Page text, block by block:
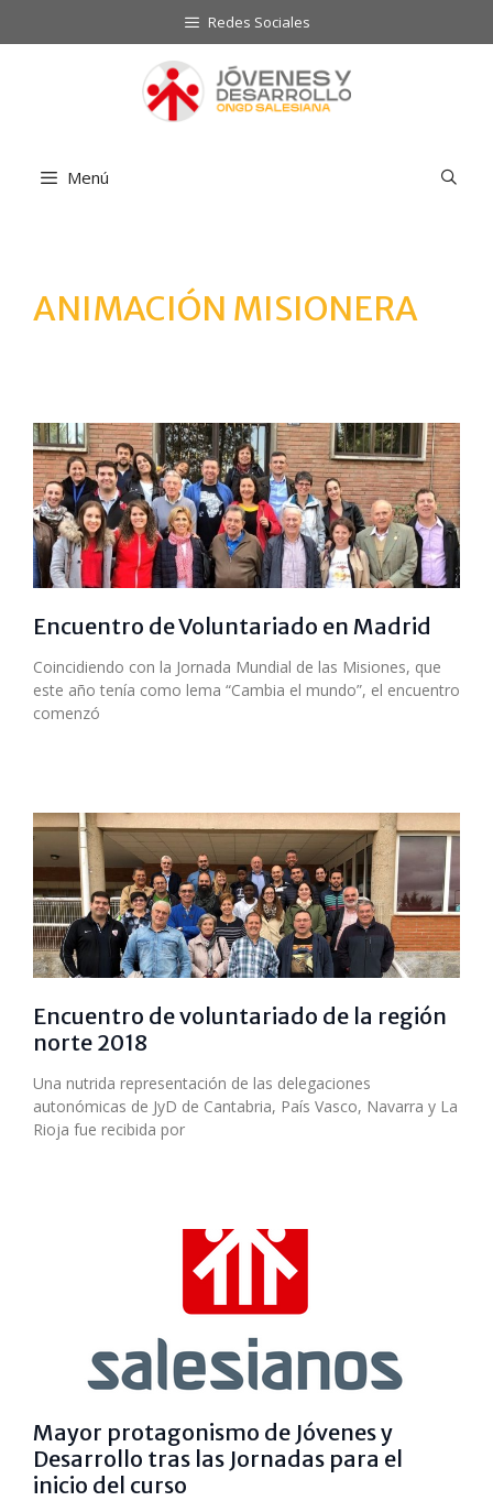
al
Redes Sociales
Menú
ANIMACIÓN MISIONERA
Encuentro de Voluntariado en Madrid
Coincidiendo con la Jornada Mundial de las Misiones, que
este año tenía como lema “Cambia el mundo”, el encuentro
comenzó
Encuentro de voluntariado de la región
norte 2018
Una nutrida representación de las delegaciones
autonómicas de JyD de Cantabria, País Vasco, Navarra y La
Rioja fue recibida por
Mayor protagonismo de Jóvenes y
Desarrollo tras las Jornadas para el
inicio del curso